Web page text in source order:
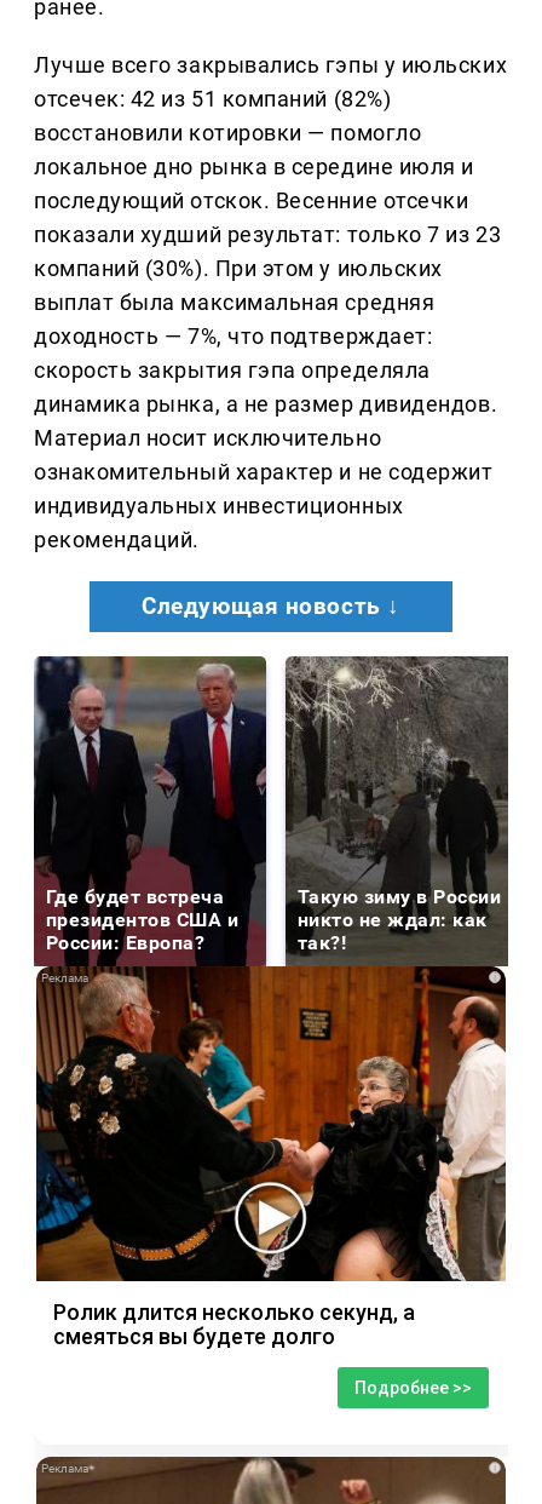
ранее.
Лучше всего закрывались гэпы у июльских
отсечек: 42 из 51 компаний (82%)
восстановили котировки — помогло
локальное дно рынка в середине июля и
последующий отскок. Весенние отсечки
показали худший результат: только 7 из 23
компаний (30%). При этом у июльских
выплат была максимальная средняя
доходность — 7%, что подтверждает:
скорость закрытия гэпа определяла
динамика рынка, а не размер дивидендов.
Материал носит исключительно
ознакомительный характер и не содержит
индивидуальных инвестиционных
рекомендаций.
Следующая новость ↓
Где будет встреча
президентов США и
России: Европа?
Такую зиму в России
никто не ждал: как
так?!
i
Ролик длится несколько секунд, а
смеяться вы будете долго
Подробнее >>
i